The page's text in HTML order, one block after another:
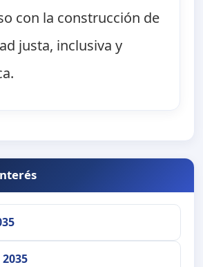
con la construcción de
justa, inclusiva y